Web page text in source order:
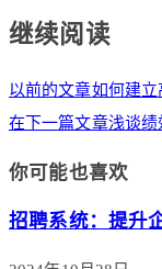
继续阅读
以前的文章如何建立
在下一篇文章浅谈绩
你可能也喜欢
招聘系统：提升